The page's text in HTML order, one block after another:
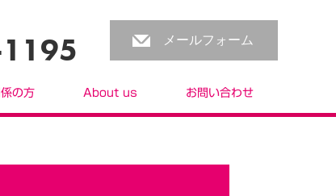
メールフォーム
の方 About us お問い合わせ